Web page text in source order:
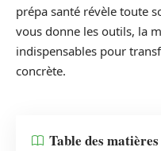
prépa santé révèle toute
vous donne les outils, la
indispensables pour
concrète.
Table des matières